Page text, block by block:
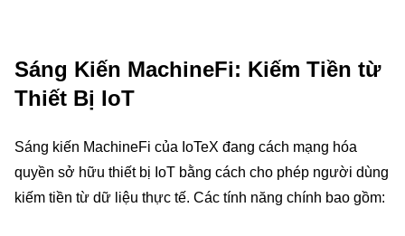
Sáng Kiến MachineFi: Kiếm Tiền từ
Thiết Bị IoT
Sáng kiến MachineFi của IoTeX đang cách mạng hóa
quyền sở hữu thiết bị IoT bằng cách cho phép người dùng
kiếm tiền từ dữ liệu thực tế. Các tính năng chính bao gồm: